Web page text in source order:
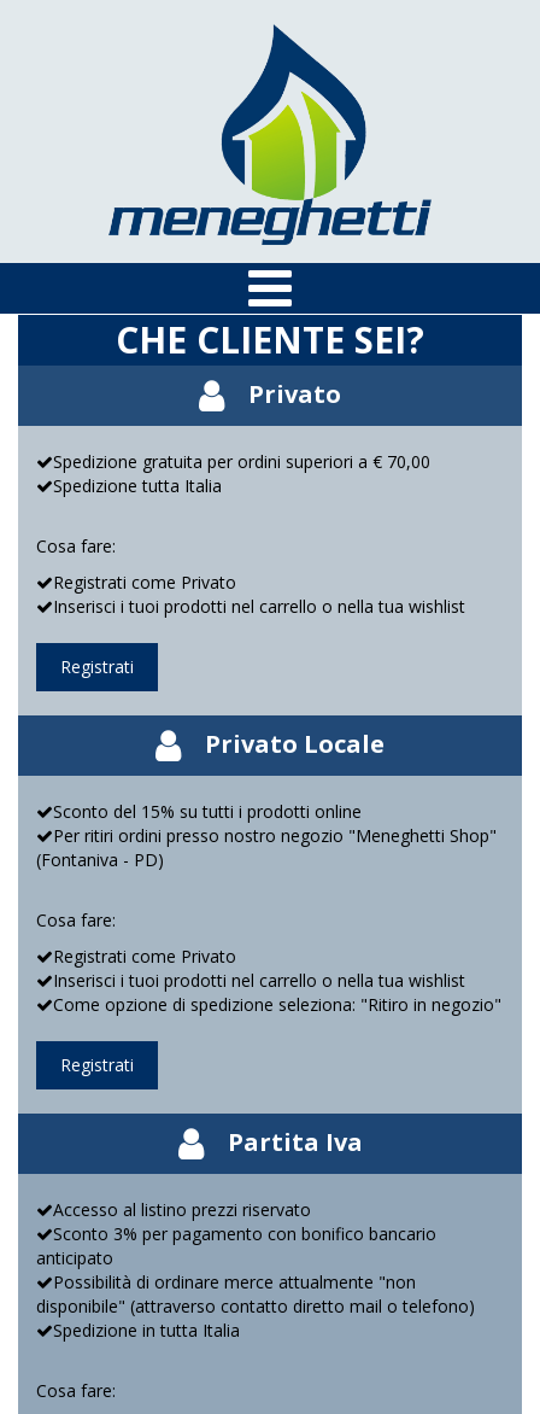
CHE CLIENTE SEI?
Privato
Spedizione gratuita per ordini superiori a € 70,00
Spedizione tutta Italia
Cosa fare:
Registrati come Privato
Inserisci i tuoi prodotti nel carrello o nella tua wishlist
Registrati
Privato Locale
Sconto del 15% su tutti i prodotti online
Per ritiri ordini presso nostro negozio "Meneghetti Shop"
(Fontaniva - PD)
Cosa fare:
Registrati come Privato
Inserisci i tuoi prodotti nel carrello o nella tua wishlist
Come opzione di spedizione seleziona: "Ritiro in negozio"
Registrati
Partita Iva
Accesso al listino prezzi riservato
Sconto 3% per pagamento con bonifico bancario
anticipato
Possibilità di ordinare merce attualmente "non
disponibile" (attraverso contatto diretto mail o telefono)
Spedizione in tutta Italia
Cosa fare: